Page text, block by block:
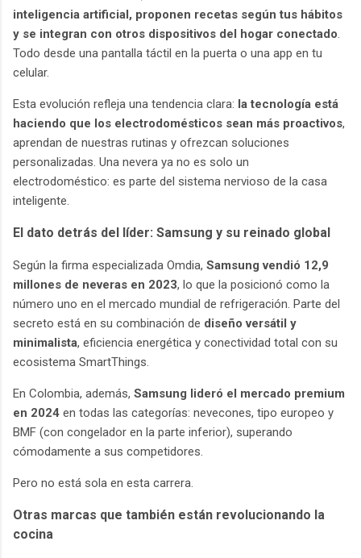
inteligencia artificial, proponen recetas según tus hábitos
y se integran con otros dispositivos del hogar conectado.
Todo desde una pantalla táctil en la puerta o una app en tu
celular.
Esta evolución refleja una tendencia clara: la tecnología está
haciendo que los electrodomésticos sean más proactivos,
aprendan de nuestras rutinas y ofrezcan soluciones
personalizadas. Una nevera ya no es solo un
electrodoméstico: es parte del sistema nervioso de la casa
inteligente.
El dato detrás del líder: Samsung y su reinado global
Según la firma especializada Omdia, Samsung vendió 12,9
millones de neveras en 2023, lo que la posicionó como la
número uno en el mercado mundial de refrigeración. Parte del
secreto está en su combinación de diseño versátil y
minimalista, eficiencia energética y conectividad total con su
ecosistema SmartThings.
En Colombia, además, Samsung lideró el mercado premium
en 2024 en todas las categorías: nevecones, tipo europeo y
BMF (con congelador en la parte inferior), superando
cómodamente a sus competidores.
Pero no está sola en esta carrera.
Otras marcas que también están revolucionando la
cocina